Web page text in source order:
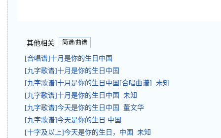
其他相关 简谱/曲谱
[合唱谱]十月是你的生日中国
[九字歌谱]十月是你的生日中国
[九字歌谱]十月是你的生日中国[合唱曲谱] 未知
[九字歌谱]十月是你的生日中国 未知
[九字歌谱]今天是你的生日中国 董文华
[九字歌谱]今天是你的生日 中国
[十字及以上]今天是你的生日，中国 未知